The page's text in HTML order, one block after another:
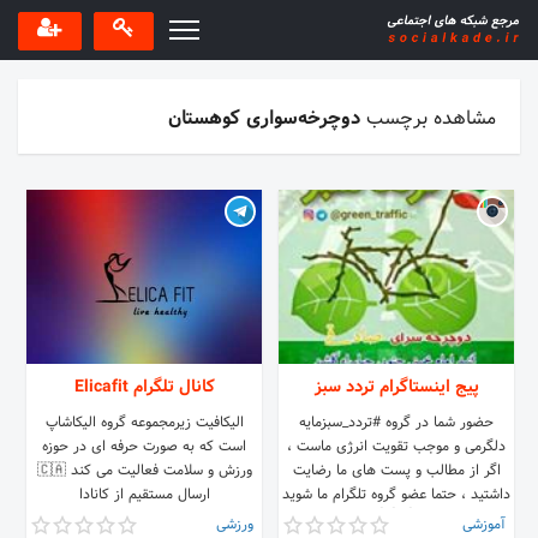
مشاهده برچسبدوچرخه‌سواری کوهستان
پیج اینستاگرام تردد سبز
حضور شما در گروه #تردد_سبزمایه
دلگرمی و موجب تقویت انرژی ماست ،
اگر از مطالب و پست های ما رضایت
داشتید ، حتما عضو گروه تلگرام ما شوید
👇 👇👇
آموزشی
کانال تلگرام Elicafit
الیکافیت زیرمجموعه گروه الیکاشاپ
است که به صورت حرفه ای در حوزه
ورزش و سلامت فعالیت می کند 🇨🇦
ارسال مستقیم از کانادا
ورزشی